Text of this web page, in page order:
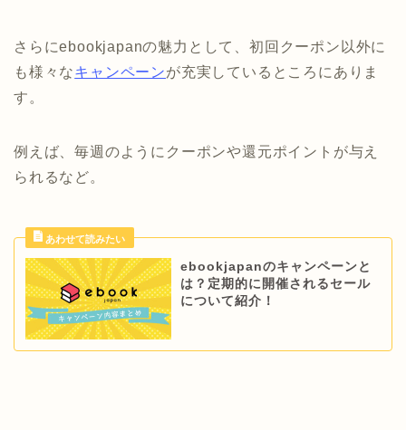
さらにebookjapanの魅力として、初回クーポン以外に
も様々なキャンペーンが充実しているところにありま
す。
例えば、毎週のようにクーポンや還元ポイントが与え
られるなど。
ebookjapanのキャンペーンと
は？定期的に開催されるセール
について紹介！